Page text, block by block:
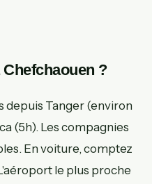
?
depuis Tanger (environ
(5h). Les compagnies
En voiture, comptez
le plus proche